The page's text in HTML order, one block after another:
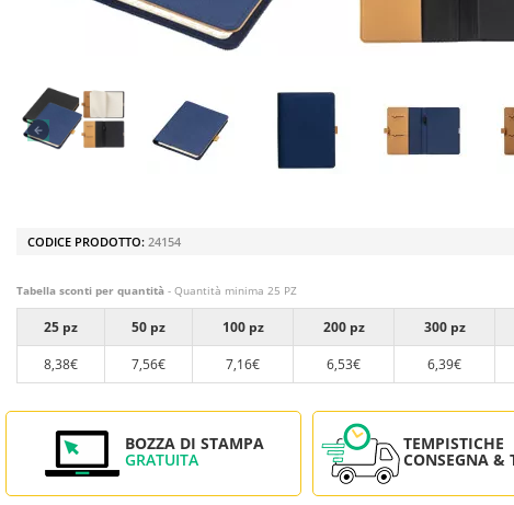
CODICE PRODOTTO: 24154
Tabella sconti per quantità - Quantità minima 25 PZ
25 pz 50 pz 100 pz 200 pz 300 pz
8,38€
7,56€ 7,16€ 6,53€ 6,39€
BOZZA DI STAMPA
GRATUITA
TEMPISTICHE
CONSEGNA &